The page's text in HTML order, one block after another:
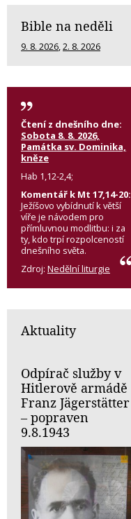
Bible na neděli
9. 8. 2026,2. 8. 2026
Čtení z dnešního dne:
Sobota 8. 8. 2026,
Památka sv. Dominika,
kněze
Hab 1,12-2,4;
Komentář k Mt 17,14-20:
Ježíšovo vybídnutí k větší
víře je návodem pro
přímluvnou modlitbu: i za
ty, kdo trpí rozpolceností
dnešního světa.
Zdroj: Nedělní liturgie
Aktuality
Odpírač služby v
Hitlerově armádě
Franz Jägerstätter
– popraven
9.8.1943